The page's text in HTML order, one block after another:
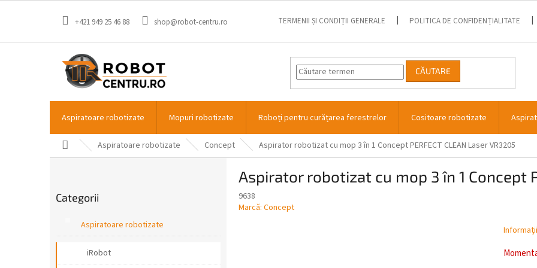
+421 949 25 46 88 shop@robot-centru.ro TERMENII ȘI CONDIȚII GENERALE POLITICA DE CONFIDENȚIALITATE
CĂUTARE
Aspiratoare robotizate Mopuri robotizate Roboți pentru curățarea ferestrelor Cositoare robotizate
Acasă Aspiratoare robotizate Concept Aspirator robotizat cu mop 3 în 1 Concept PERFECT CLEAN Laser VR3205
peste
Categorii
Aspiratoare robotizate
iRobot
Aspirator robotizat cu mop 3 în 1 Concept
9638
Marcă: Concept